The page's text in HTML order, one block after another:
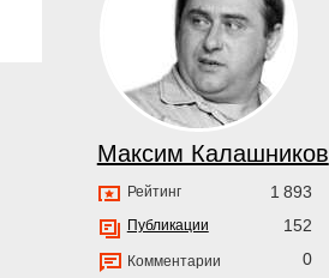
Максим Калашников
Рейтинг 1 893
Публикации 152
Комментарии 0